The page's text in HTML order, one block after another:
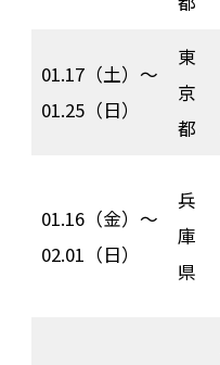
01.17（土）〜
01.25（日）
東
京
都
01.16（金）〜
02.01（日）
兵
庫
県